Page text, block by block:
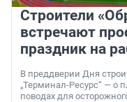
Строители
встречают
праздник на
В преддверии Дня
„Терминал-Ресурс“ — о
поводах для